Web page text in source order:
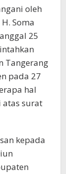
oleh
Soma
25
Tangerang
pada 27
hal
atas surat
kepada